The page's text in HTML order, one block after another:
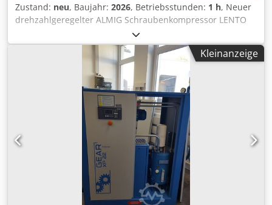
Zustand: neu, Baujahr: 2026, Betriebsstunden: 1 h, Neuer
drehzahlgeregelter ALMIG Schraubenkompressor LENTO
15 LK (luftgekuehlt) oelfrei, Ausstattung: -Steuerung AIR
CONTROL HE -GLW Last-Leerlauf Technische Daten Typ :
LENTO 15LK Moegliche Betriebsueberdruecke der Anlage
(stufenlos verstellbar) : 5 bis 10 bar Liefermenge bei
minimaler/maximaler Drehzahl, gemessen nach ISO 1217
Anhang C: bei 5 bar min/max : 1,03 / 2,64 m³/min bei 6 bar
min/max : 1,00 / 2,42 m³/min bei 7 bar min/max : 0,97 /
2,20 m³/min bei 8 bar min/max : 0,93 / 2,03 m³/min bei 9
bar min/max : 0,90 / 1,82 m³/min bei 10 bar min/max : 0,87
/ 1,63 m³/min Nennleistung Antriebsmotor : 15 kW
Schutzart / Isolierklasse Antriebsmotor : IE 3 Nennleistung
Lueftermotor : 0,2 kW Schutzart / Isolierklasse
Lueftermotor : IP 54 / H Betriebsspannung / Frequenz : 400
/ 50 V/Hz Restoelgehalt : 0 mg/m³ Schalldruckpegel (DIN
Kleinanzeige